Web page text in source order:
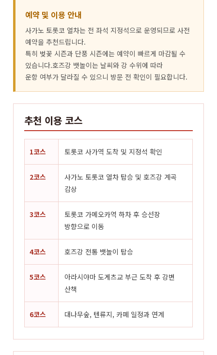
예약 및 이용 안내
사가노 토롯코 열차는 전 좌석 지정석으로 운영되므로 사전
예약을 추천드립니다.
특히 벚꽃 시즌과 단풍 시즌에는 예약이 빠르게 마감될 수
있습니다.호즈강 뱃놀이는 날씨와 강 수위에 따라
운항 여부가 달라질 수 있으니 방문 전 확인이 필요합니다.
추천 이용 코스
1코스 토롯코 사가역 도착 및 지정석 확인
2코스
사가노 토롯코 열차 탑승 및 호즈강 계곡
감상
3코스
토롯코 가메오카역 하차 후 승선장
방향으로 이동
4코스 호즈강 전통 뱃놀이 탑승
5코스
아라시야마 도게츠교 부근 도착 후 강변
산책
6코스 대나무숲, 텐류지, 카페 일정과 연계